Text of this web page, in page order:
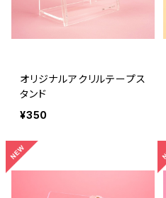
オリジナルアクリルテープス
タンド
¥350